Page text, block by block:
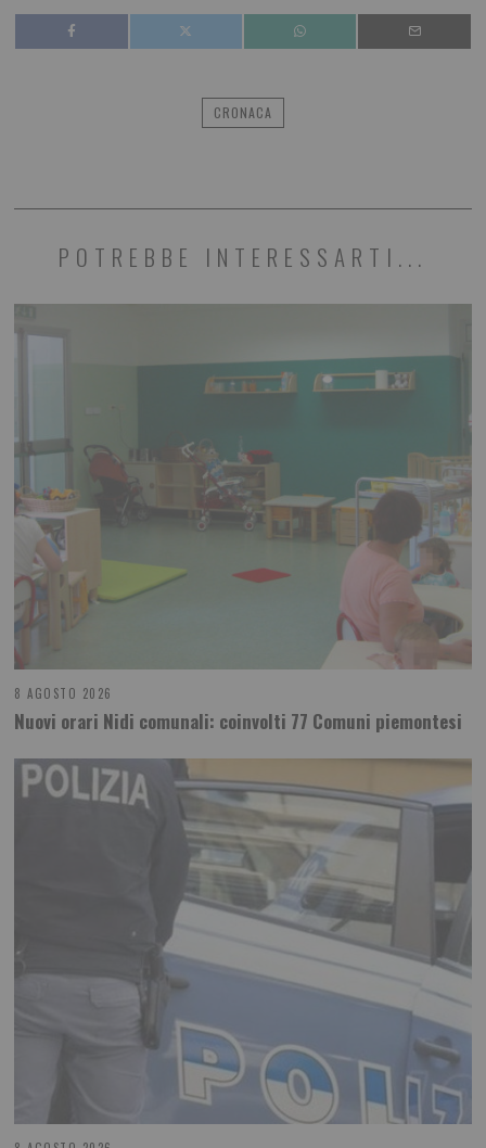
CRONACA
POTREBBE INTERESSARTI...
8 AGOSTO 2026
Nuovi orari Nidi comunali: coinvolti 77 Comuni piemontesi